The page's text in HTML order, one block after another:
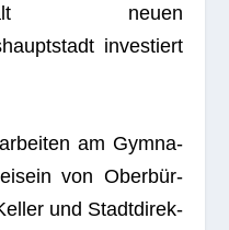
neuen
inves­tiert
am Gym­na­
von Ober­bür­
und Stadt­di­rek­